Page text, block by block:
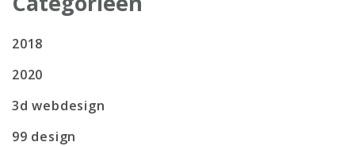
2018
2020
3d webdesign
99 design